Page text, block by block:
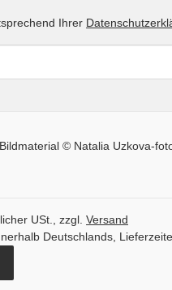
Ihrer
© Natalia Uzkova-
USt., zzgl. Versand
Deutschlands,